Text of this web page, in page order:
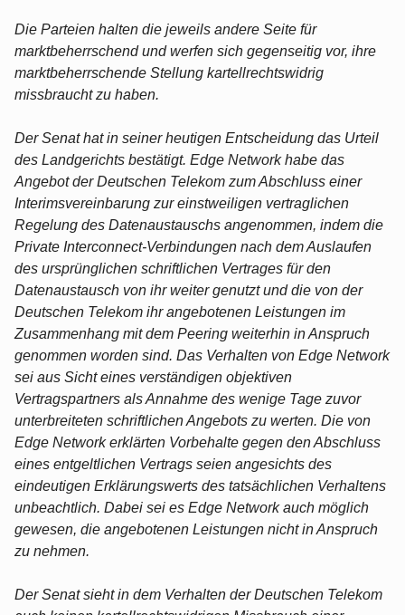
Die Parteien halten die jeweils andere Seite für
marktbeherrschend und werfen sich gegenseitig vor, ihre
marktbeherrschende Stellung kartellrechtswidrig
missbraucht zu haben.
Der Senat hat in seiner heutigen Entscheidung das Urteil
des Landgerichts bestätigt. Edge Network habe das
Angebot der Deutschen Telekom zum Abschluss einer
Interimsvereinbarung zur einstweiligen vertraglichen
Regelung des Datenaustauschs angenommen, indem die
Private Interconnect‑Verbindungen nach dem Auslaufen
des ursprünglichen schriftlichen Vertrages für den
Datenaustausch von ihr weiter genutzt und die von der
Deutschen Telekom ihr angebotenen Leistungen im
Zusammenhang mit dem Peering weiterhin in Anspruch
genommen worden sind. Das Verhalten von Edge Network
sei aus Sicht eines verständigen objektiven
Vertragspartners als Annahme des wenige Tage zuvor
unterbreiteten schriftlichen Angebots zu werten. Die von
Edge Network erklärten Vorbehalte gegen den Abschluss
eines entgeltlichen Vertrags seien angesichts des
eindeutigen Erklärungswerts des tatsächlichen Verhaltens
unbeachtlich. Dabei sei es Edge Network auch möglich
gewesen, die angebotenen Leistungen nicht in Anspruch
zu nehmen.
Der Senat sieht in dem Verhalten der Deutschen Telekom